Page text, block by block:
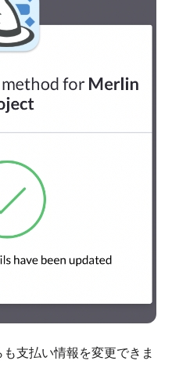
も支払い情報を変更できま